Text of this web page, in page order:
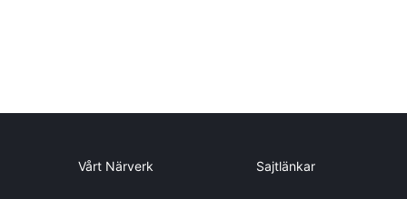
Vårt Närverk Sajtlänkar